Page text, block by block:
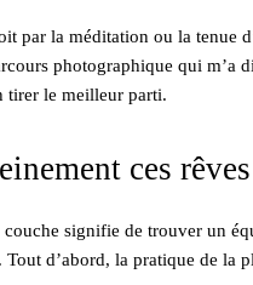
par la méditation ou la tenue
photographique qui m’a
tirer le meilleur parti.
ces rêves
signifie de trouver un
Tout d’abord, la pratique de la